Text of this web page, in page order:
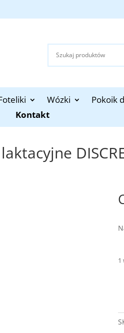
Wózki Pokoik
Kontakt
1